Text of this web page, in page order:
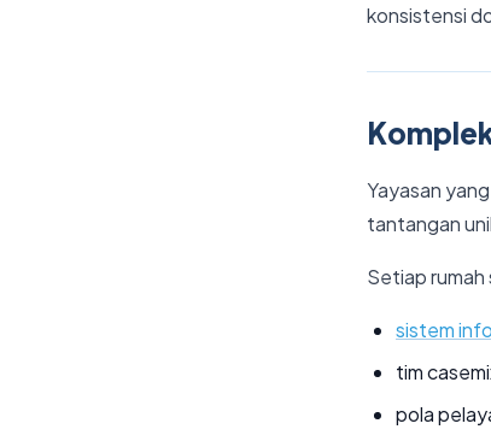
konsistensi
Yayasan
tantangan
Setiap rumah
sistem
tim
pola